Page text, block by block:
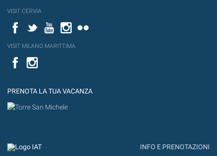
VISIT CERVIA
FacebookTwitterYouTubeInstagram
VISIT MILANO MARITTIMA
Facebook
PRENOTA LA TUA VACANZA
INFO E PRENOTAZIONI